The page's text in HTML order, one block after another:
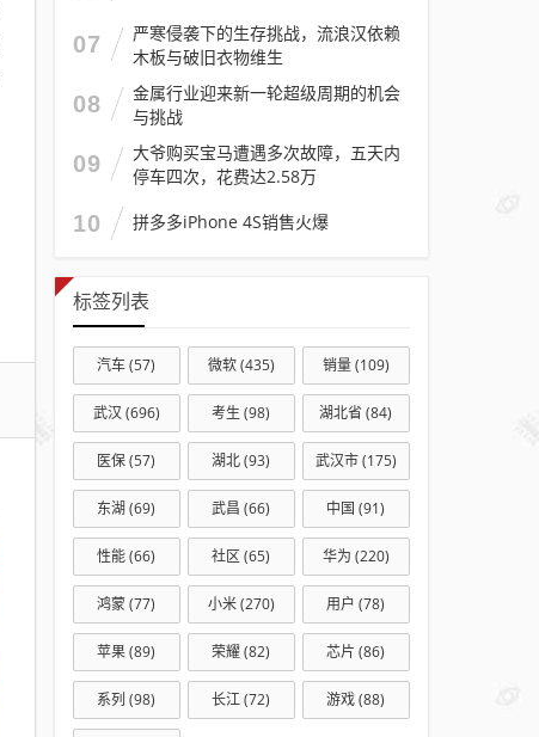
07
严寒侵袭下的生存挑战，流浪汉依赖
木板与破旧衣物维生
08
金属行业迎来新一轮超级周期的机会
与挑战
09
大爷购买宝马遭遇多次故障，五天内
停车四次，花费达2.58万
10 拼多多iPhone 4S销售火爆
标签列表
汽车(57) 微软(435) 销量(109)
武汉 (696) 考生 (98) 湖北省 (84)
医保(57) 湖北(93) 武汉市(175)
东湖 (69) 武昌 (66) 中国 (91)
性能(66) 社区 (65) 华为 (220)
鸿蒙(77) 小米(270) 用户 (78)
苹果(89) 荣耀(82) 芯片 (86)
系列 (98) 长江(72) 游戏(88)